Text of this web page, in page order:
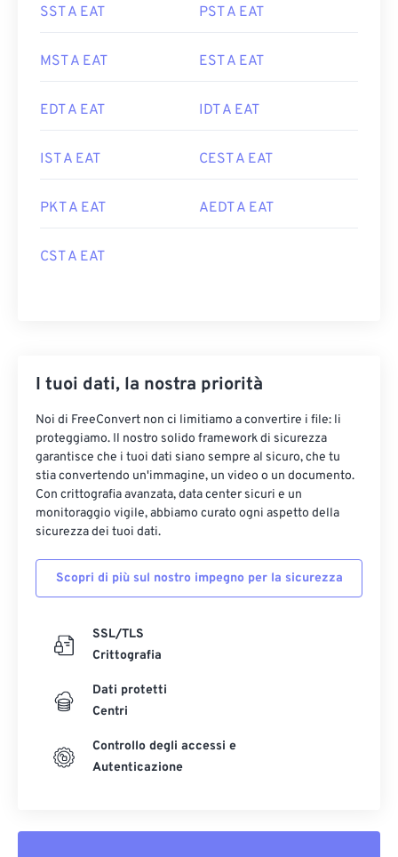
SST A EAT PST A EAT
MST A EAT EST A EAT
EDT A EAT IDT A EAT
IST A EAT CEST A EAT
PKT A EAT AEDT A EAT
CST A EAT
I tuoi dati, la nostra priorità
Noi di FreeConvert non ci limitiamo a convertire i file: li
proteggiamo. Il nostro solido framework di sicurezza
garantisce che i tuoi dati siano sempre al sicuro, che tu
stia convertendo un'immagine, un video o un documento.
Con crittografia avanzata, data center sicuri e un
monitoraggio vigile, abbiamo curato ogni aspetto della
sicurezza dei tuoi dati.
Scopri di più sul nostro impegno per la sicurezza
SSL/TLS
Crittografia
Dati protetti
Centri
Controllo degli accessi e
Autenticazione